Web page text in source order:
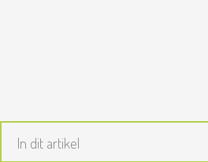
In dit artikel